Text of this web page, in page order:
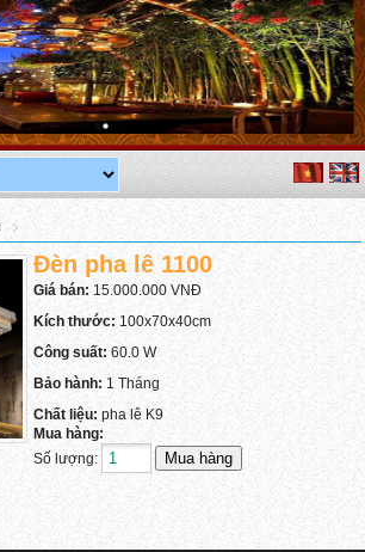
Đèn pha lê 1100
Giá bán: 15.000.000 VNĐ
Kích thước: 100x70x40cm
Công suất: 60.0 W
Bảo hành: 1 Tháng
Chất liệu: pha lê K9
Mua hàng:
Số lượng: